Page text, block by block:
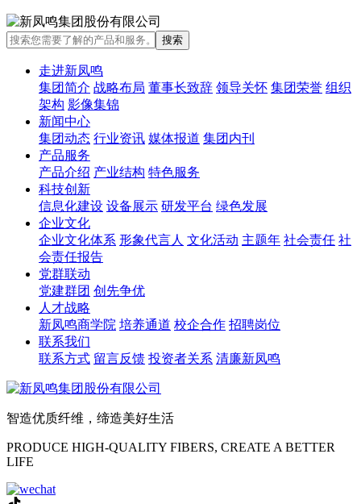
走进新凤鸣
集团简介 战略布局 董事长致辞 领导关怀 集团荣誉 组织
架构 影像集锦
新闻中心
集团动态 行业资讯 媒体报道 集团内刊
产品服务
产品介绍 产业结构 特色服务
科技创新
信息化建设 设备展示 研发平台 绿色发展
企业文化
企业文化体系 形象代言人 文化活动 主题年 社会责任 社
会责任报告
党群联动
党建群团 创先争优
人才战略
新凤鸣商学院 培养通道 校企合作 招聘岗位
联系我们
联系方式 留言反馈 投资者关系 清廉新凤鸣
智造优质纤维，缔造美好生活
PRODUCE HIGH-QUALITY FIBERS, CREATE A BETTER
LIFE